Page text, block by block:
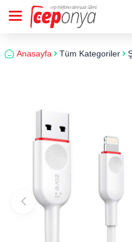
Anasayfa Tüm Kategoriler